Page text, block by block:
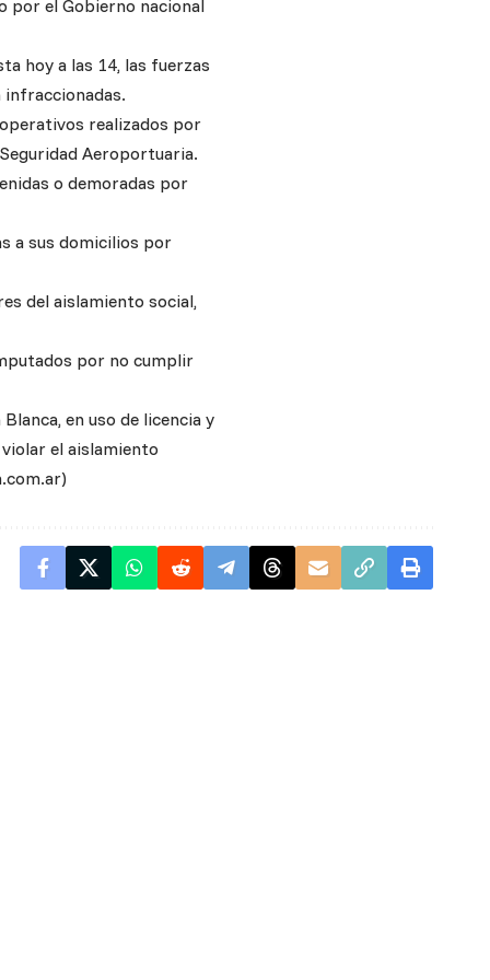
el Gobierno nacional
hoy a las 14, las fuerzas
infraccionadas.
realizados por
Aeroportuaria.
o demoradas por
a sus domicilios por
del aislamiento social,
por no cumplir
en uso de licencia y
el aislamiento